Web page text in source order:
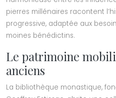
pierres millénaires racontent
progressive, adaptée aux
moines bénédictins.
Le patrimoine
anciens
La bibliothèque monastique,